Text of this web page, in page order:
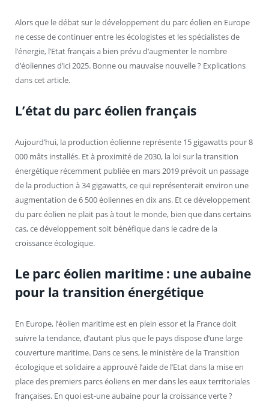
Alors que le débat sur le développement du parc éolien en Europe
ne cesse de continuer entre les écologistes et les spécialistes de
l’énergie, l’Etat français a bien prévu d’augmenter le nombre
d’éoliennes d’ici 2025. Bonne ou mauvaise nouvelle ? Explications
dans cet article.
L’état du parc éolien français
Aujourd’hui, la production éolienne représente 15 gigawatts pour 8
000 mâts installés. Et à proximité de 2030, la loi sur la transition
énergétique récemment publiée en mars 2019 prévoit un passage
de la production à 34 gigawatts, ce qui représenterait environ une
augmentation de 6 500 éoliennes en dix ans. Et ce développement
du parc éolien ne plait pas à tout le monde, bien que dans certains
cas, ce développement soit bénéfique dans le cadre de la
croissance écologique.
Le parc éolien maritime : une aubaine
pour la transition énergétique
En Europe, l’éolien maritime est en plein essor et la France doit
suivre la tendance, d’autant plus que le pays dispose d’une large
couverture maritime. Dans ce sens, le ministère de la Transition
écologique et solidaire a approuvé l’aide de l’Etat dans la mise en
place des premiers parcs éoliens en mer dans les eaux territoriales
françaises. En quoi est-une aubaine pour la croissance verte ?